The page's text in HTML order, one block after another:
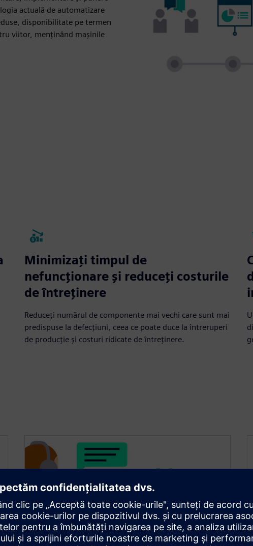
actuală de automatizare
disponibilitate pe termen
viitor, menținând mașinile
Minimizați timpul de
nefuncționare și reduceți costurile
de întreținere
Reduceți numărul de componente mai vechi care sunt mai
predispuse la defecțiuni, ceea ce poate duce la întreruperi
de producție și costuri ridicate de întreținere.